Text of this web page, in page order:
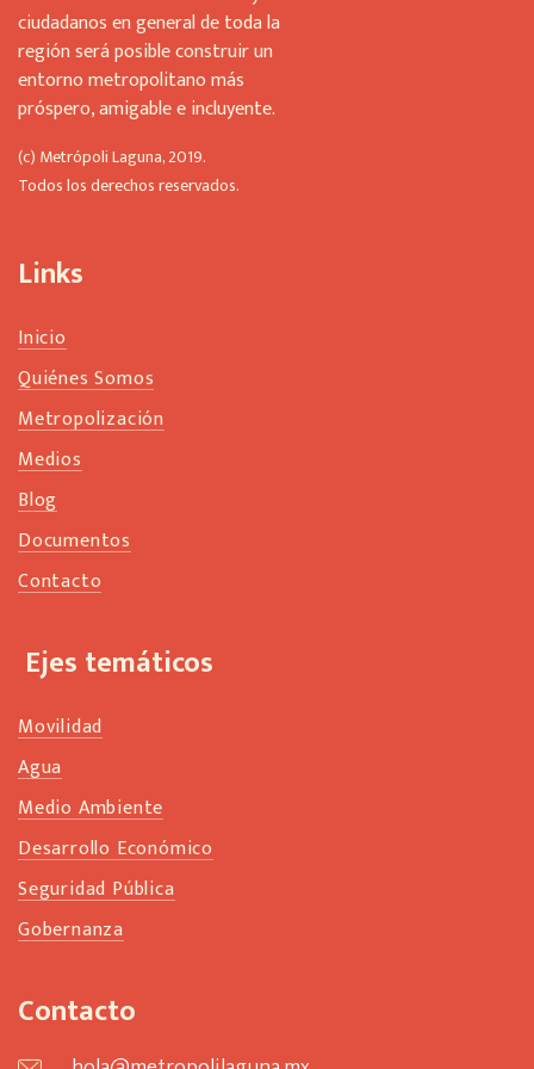
b
e
l
e
t
b
k
ciudadanos en general de toda la
región será posible construir un
entorno metropolitano más
próspero, amigable e incluyente.
(c) Metrópoli Laguna, 2019.
Todos los derechos reservados.
Links
Inicio
Quiénes Somos
Metropolización
Medios
Blog
Documentos
Contacto
Ejes temáticos
Movilidad
Agua
Medio Ambiente
Desarrollo Económico
Seguridad Pública
Gobernanza
Contacto